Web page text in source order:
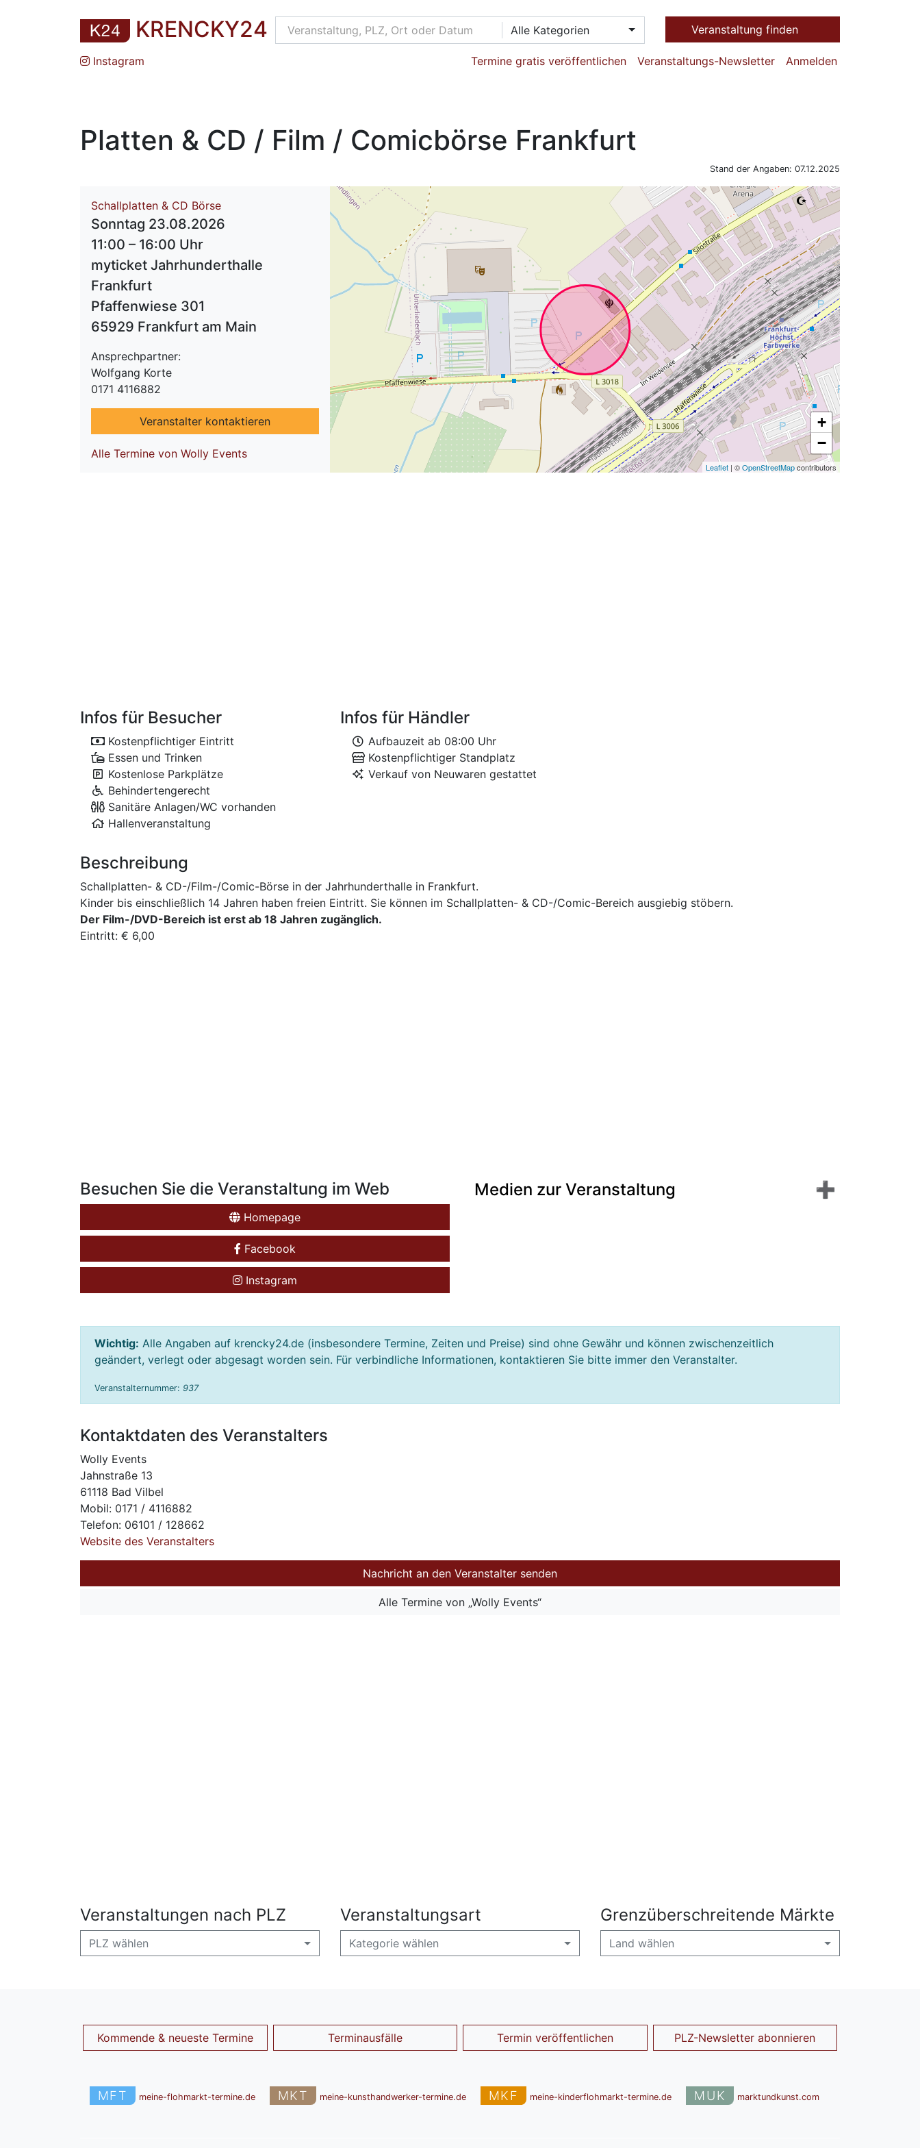
KRENCKY24 Alle Kategorien Veranstaltung finden
Instagram Termine gratis veröffentlichen Veranstaltungs-Newsletter Anmelden
Platten & CD / Film / Comicbörse Frankfurt
Stand der Angaben: 07.12.2025
Schallplatten & CD Börse
Sonntag 23.08.2026
11:00 – 16:00 Uhr
myticket Jahrhunderthalle
Frankfurt
Pfaffenwiese 301
65929 Frankfurt am Main
Ansprechpartner:
Wolfgang Korte
0171 4116882
Veranstalter kontaktieren
Alle Termine von Wolly Events
+
−
Leaflet | ©OpenStreetMapcontributors
Infos für Besucher
Kostenpflichtiger Eintritt
Essen und Trinken
Kostenlose Parkplätze
Behindertengerecht
Sanitäre Anlagen/WC vorhanden
Hallenveranstaltung
Infos für Händler
Aufbauzeit ab 08:00 Uhr
Kostenpflichtiger Standplatz
Verkauf von Neuwaren gestattet
Beschreibung
Schallplatten- & CD-/Film-/Comic-Börse in der Jahrhunderthalle in Frankfurt.
Kinder bis einschließlich 14 Jahren haben freien Eintritt. Sie können im Schallplatten- & CD-/Comic-Bereich ausgiebig stöbern.
Der Film-/DVD-Bereich ist erst ab 18 Jahren zugänglich.
Eintritt: € 6,00
Besuchen Sie die Veranstaltung im Web
Homepage
Facebook
Instagram
Medien zur Veranstaltung
Wichtig: Alle Angaben auf krencky24.de (insbesondere Termine, Zeiten und Preise) sind ohne Gewähr und können zwischenzeitlich
geändert, verlegt oder abgesagt worden sein. Für verbindliche Informationen, kontaktieren Sie bitte immer den Veranstalter.
Veranstalternummer: 937
Kontaktdaten des Veranstalters
Wolly Events
Jahnstraße 13
61118 Bad Vilbel
Mobil: 0171 / 4116882
Telefon: 06101 / 128662
Website des Veranstalters
Nachricht an den Veranstalter senden
Alle Termine von „Wolly Events“
Veranstaltungen nach PLZ
PLZ wählen
Veranstaltungsart
Kategorie wählen
Grenzüberschreitende Märkte
Land wählen
Kommende & neueste Termine Terminausfälle Termin veröffentlichen PLZ-Newsletter abonnieren
MFT meine-flohmarkt-termine.de MKT meine-kunsthandwerker-termine.de MKF meine-kinderflohmarkt-termine.de MUK marktundkunst.com